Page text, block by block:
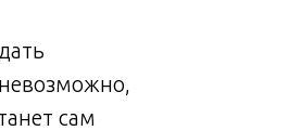
сам